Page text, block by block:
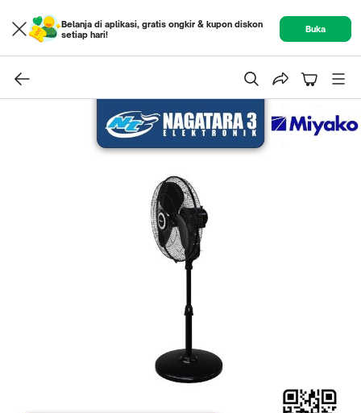
Belanja di aplikasi, gratis ongkir & kupon diskon
setiap hari!
Buka